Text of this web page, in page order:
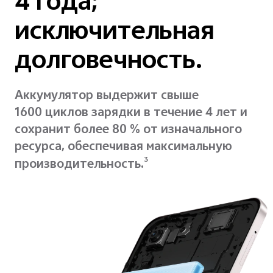
исключительная
долговечность.
Аккумулятор выдержит свыше
1600 циклов зарядки в течение 4 лет и
сохранит более 80 % от изначального
ресурса, обеспечивая максимальную
производительность.3